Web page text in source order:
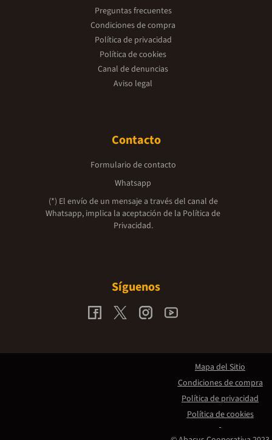
Preguntas frecuentes
Condiciones de compra
Política de privacidad
Política de cookies
Canal de denuncias
Aviso legal
Contacto
Formulario de contacto
Whatsapp
(*) El envío de un mensaje a través del canal de
Whatsapp, implica la aceptación de la Política de
Privacidad.
Síguenos
Mapa del Sitio
Condiciones de compra
Política de privacidad
Política de cookies